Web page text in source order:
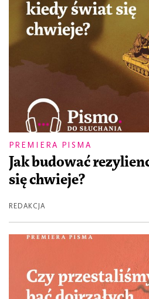
PREMIERA PISMA
Jak budować
się chwieje?
REDAKCJA